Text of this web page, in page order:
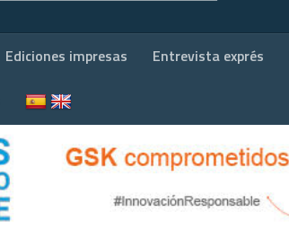
Ediciones impresas Entrevista exprés